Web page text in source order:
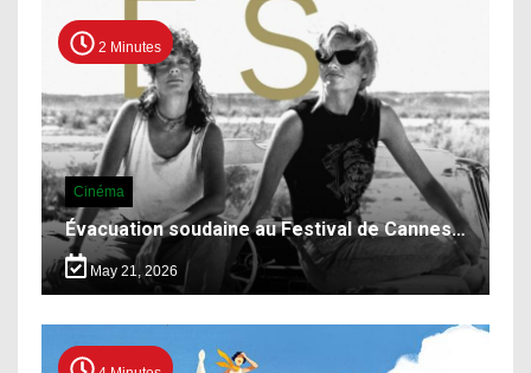
2 Minutes
Cinéma
Évacuation soudaine au Festival de Cannes…
May 21, 2026